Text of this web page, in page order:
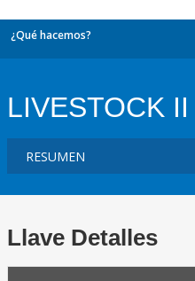
¿Qué hacemos?
LIVESTOCK II
Llave Detalles